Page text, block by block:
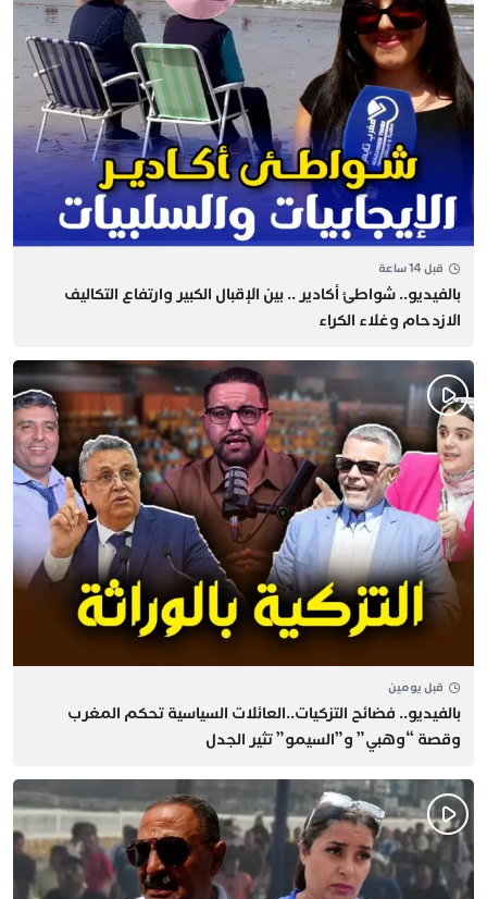
قبل 14 ساعة
بالفيديو.. شواطئ أكادير .. بين الإقبال الكبير وارتفاع التكاليف
الازدحام وغلاء الكراء
قبل يومين
بالفيديو.. فضائح التزكيات..العائلات السياسية تحكم المغرب
وقصة “وهبي” و”السيمو” تثير الجدل